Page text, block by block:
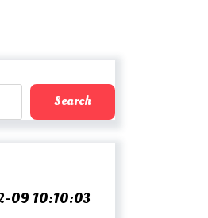
Search
09 10:10:03